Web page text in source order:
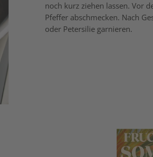
noch kurz ziehen lassen. Vor
Pfeffer abschmecken. Nach
oder Petersilie garnieren.